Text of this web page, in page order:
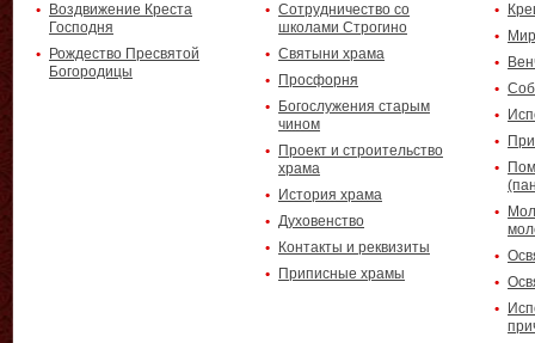
Воздвижение Креста
Господня
Рождество Пресвятой
Богородицы
Сотрудничество со
школами Строгино
Святыни храма
Просфорня
Богослужения старым
чином
Проект и строительство
храма
История храма
Духовенство
Контакты и реквизиты
Приписные храмы